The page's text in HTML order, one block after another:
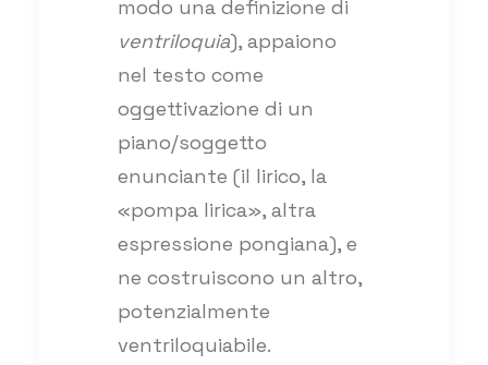
modo una definizione di
ventriloquia), appaiono
nel testo come
oggettivazione di un
piano/soggetto
enunciante (il lirico, la
«pompa lirica», altra
espressione pongiana), e
ne costruiscono un altro,
potenzialmente
ventriloquiabile.